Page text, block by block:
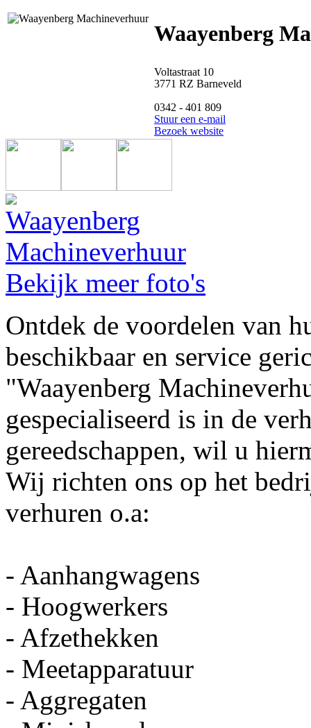
Waayenberg
Voltastraat 10
3771 RZ Barneveld
0342 - 401 809
Stuur een e-mail
Bezoek website
Bekijk meer foto's
Ontdek de voordelen van
beschikbaar en service
"Waayenberg
gespecialiseerd is in de
gereedschappen, wil u
Wij richten ons op het
verhuren o.a:
- Aanhangwagens
- Hoogwerkers
- Afzethekken
- Meetapparatuur
- Aggregaten